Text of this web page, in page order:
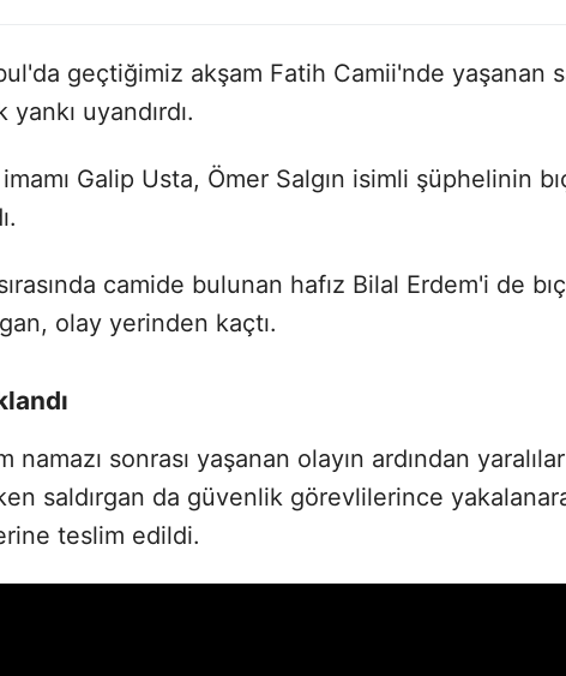
geçtiğimiz akşam Fatih Camii'nde yaşanan
yankı uyandırdı.
Galip Usta, Ömer Salgın isimli şüphelinin
camide bulunan hafız Bilal Erdem'i de
olay yerinden kaçtı.
namazı sonrası yaşanan olayın ardından
saldırgan da güvenlik görevlilerince
teslim edildi.